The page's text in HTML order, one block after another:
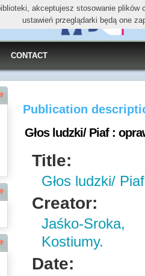
CONTACT
Publication
Głos ludzki/ Piaf :
Title:
Głos ludzki/
Creator:
Jaśko-
Kostiumy.
Date:
akceptujesz stosowanie
ustawień przeglądarki będą one